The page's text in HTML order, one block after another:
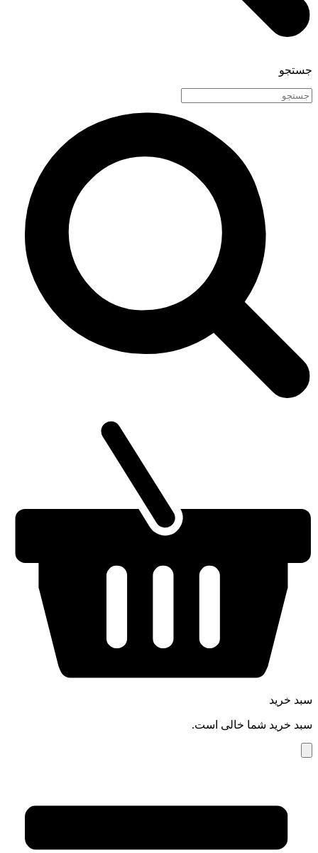
جستجو
سبد خرید
سبد خرید شما خالی است.